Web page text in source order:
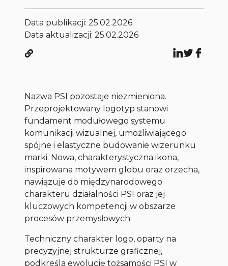
Data publikacji:25.02.2026
Data aktualizacji: 25.02.2026
Nazwa PSI pozostaje niezmieniona.
Przeprojektowany logotyp stanowi
fundament modułowego systemu
komunikacji wizualnej, umożliwiającego
spójne i elastyczne budowanie wizerunku
marki. Nowa, charakterystyczna ikona,
inspirowana motywem globu oraz orzecha,
nawiązuje do międzynarodowego
charakteru działalności PSI oraz jej
kluczowych kompetencji w obszarze
procesów przemysłowych.
Techniczny charakter logo, oparty na
precyzyjnej strukturze graficznej,
podkreśla ewolucję tożsamości PSI w